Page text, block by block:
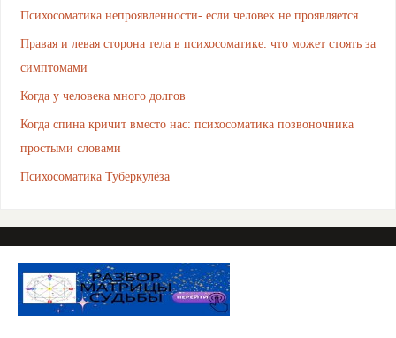
Психосоматика непроявленности- если человек не проявляется
Правая и левая сторона тела в психосоматике: что может стоять за
симптомами
Когда у человека много долгов
Когда спина кричит вместо нас: психосоматика позвоночника
простыми словами
Психосоматика Туберкулёза